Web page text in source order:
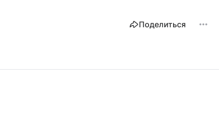
Поделиться